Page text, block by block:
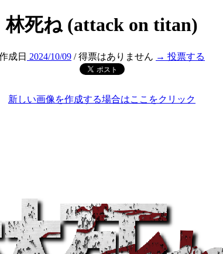
林死ね (attack on titan)
成日 2024/10/09 / 得票はありません → 投票する
新しい画像を作成する場合はここをクリック